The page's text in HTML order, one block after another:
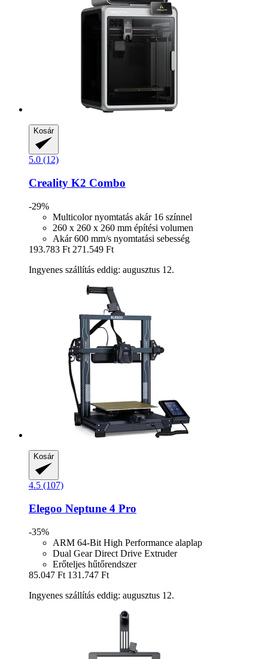
Kosár
5.0 (12)
Creality K2 Combo
-29%
Multicolor nyomtatás akár 16 színnel
260 x 260 x 260 mm építési volumen
Akár 600 mm/s nyomtatási sebesség
193.783 Ft 271.549 Ft
Ingyenes szállítás eddig: augusztus 12.
Kosár
4.5 (107)
Elegoo Neptune 4 Pro
-35%
ARM 64-Bit High Performance alaplap
Dual Gear Direct Drive Extruder
Erőteljes hűtőrendszer
85.047 Ft 131.747 Ft
Ingyenes szállítás eddig: augusztus 12.